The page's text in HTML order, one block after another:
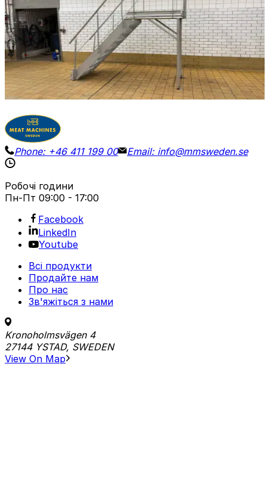
ID NR 3272
220 x 75 x 290 cm
Платформа з нержавіючої сталі для огляду або
використання як місток. Висота сходинки: 130 см.
Деталі
Запросити ціну
Phone: +46 411 199 00 Email: info@mmsweden.se
Робочі години
Пн-Пт 09:00 - 17:00
Facebook
LinkedIn
Youtube
Всі продукти
Продайте нам
Про нас
Зв'яжіться з нами
Kronoholmsvägen 4
27144 YSTAD, SWEDEN
View On Map